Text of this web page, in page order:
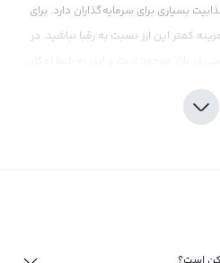
بسیاری برای سرمایه‌گذاران دارد. برای
کمتر این ارز نسبت به رقبا نباشید. در
این ارز را به سبد دارایی‌های خود
علاوه بر این، رابکس ابزارهای تحلیلی